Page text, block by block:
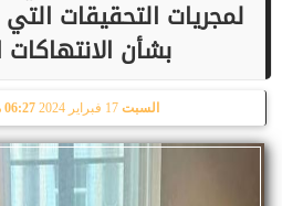
لمجريات التحقيقات
بشأن الانتهاكات
السبت 17 فبراير 2024 06:27 مـ